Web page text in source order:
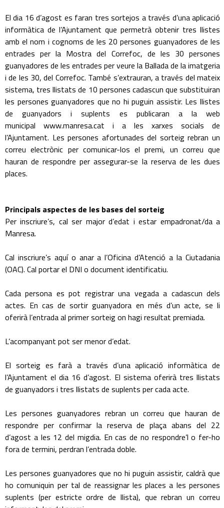
El dia 16 d’agost es faran tres sortejos a través d’una aplicació
informàtica de l’Ajuntament que permetrà obtenir tres llistes
amb el nom i cognoms de les 20 persones guanyadores de les
entrades per la Mostra del Correfoc, de les 30 persones
guanyadores de les entrades per veure la Ballada de la imatgeria
i de les 30, del Correfoc. També s’extrauran, a través del mateix
sistema, tres llistats de 10 persones cadascun que substituiran
les persones guanyadores que no hi puguin assistir. Les llistes
de guanyadors i suplents es publicaran a la web
municipal www.manresa.cat i a les xarxes socials de
l’Ajuntament. Les persones afortunades del sorteig rebran un
correu electrònic per comunicar-los el premi, un correu que
hauran de respondre per assegurar-se la reserva de les dues
places.
Principals aspectes de les bases del sorteig
Per inscriure’s, cal ser major d’edat i estar empadronat/da a
Manresa.
Cal inscriure’s aquí o anar a l’Oficina d’Atenció a la Ciutadania
(OAC). Cal portar el DNI o document identificatiu.
Cada persona es pot registrar una vegada a cadascun dels
actes. En cas de sortir guanyadora en més d’un acte, se li
oferirà l’entrada al primer sorteig on hagi resultat premiada.
L’acompanyant pot ser menor d’edat.
El sorteig es farà a través d’una aplicació informàtica de
l’Ajuntament el dia 16 d’agost. El sistema oferirà tres llistats
de guanyadors i tres llistats de suplents per cada acte.
Les persones guanyadores rebran un correu que hauran de
respondre per confirmar la reserva de plaça abans del 22
d’agost a les 12 del migdia. En cas de no respondre’l o fer-ho
fora de termini, perdran l’entrada doble.
Les persones guanyadores que no hi puguin assistir, caldrà que
ho comuniquin per tal de reassignar les places a les persones
suplents (per estricte ordre de llista), que rebran un correu